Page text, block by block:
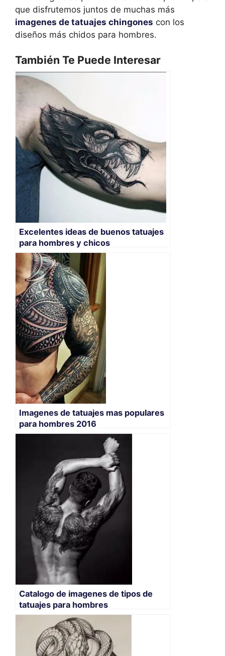
que disfrutemos juntos de muchas más
imagenes de tatuajes chingones con los
diseños más chidos para hombres.
También Te Puede Interesar
Excelentes ideas de buenos tatuajes
para hombres y chicos
Imagenes de tatuajes mas populares
para hombres 2016
Catalogo de imagenes de tipos de
tatuajes para hombres